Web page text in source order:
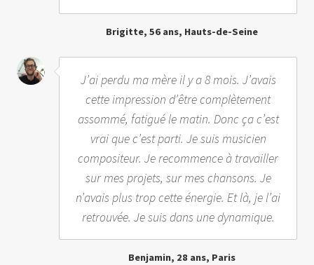
Brigitte, 56 ans, Hauts-de-Seine
J’ai perdu ma mère il y a 8 mois. J’avais
cette impression d’être complètement
assommé, fatigué le matin. Donc ça c’est
vrai que c’est parti. Je suis musicien
compositeur. Je recommence à travailler
sur mes projets, sur mes chansons. Je
n’avais plus trop cette énergie. Et là, je l’ai
retrouvée. Je suis dans une dynamique.
Benjamin, 28 ans, Paris